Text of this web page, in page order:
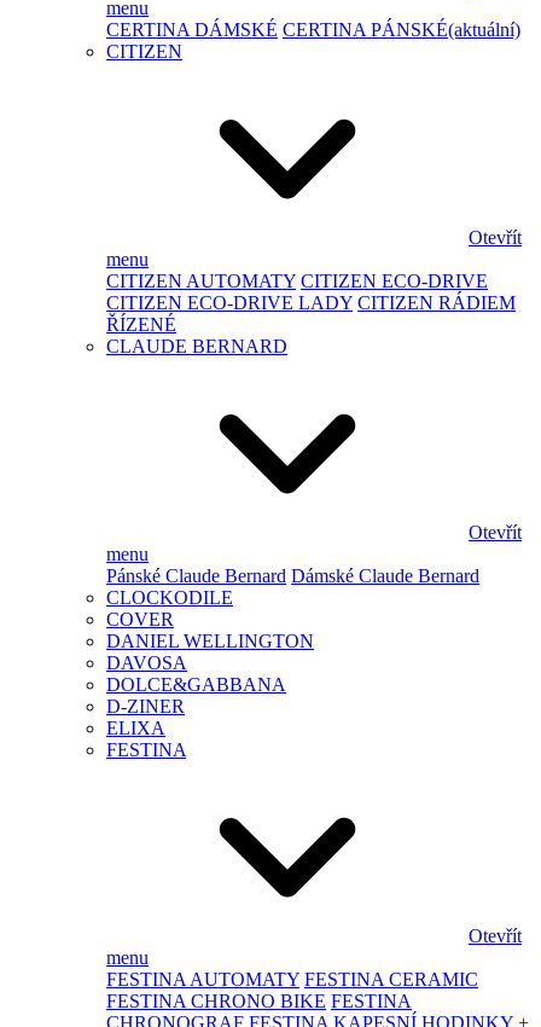
menu
CERTINA DÁMSKÉ CERTINA PÁNSKÉ(aktuální)
CITIZEN
Otevřít
menu
CITIZEN AUTOMATY CITIZEN ECO-DRIVE
CITIZEN ECO-DRIVE LADY CITIZEN RÁDIEM
ŘÍZENÉ
CLAUDE BERNARD
Otevřít
menu
Pánské Claude Bernard Dámské Claude Bernard
CLOCKODILE
COVER
DANIEL WELLINGTON
DAVOSA
DOLCE&GABBANA
D-ZINER
ELIXA
FESTINA
Otevřít
menu
FESTINA AUTOMATY FESTINA CERAMIC
FESTINA CHRONO BIKE FESTINA
CHRONOGRAF FESTINA KAPESNÍ HODINKY +